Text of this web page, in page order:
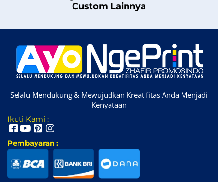
Custom Lainnya
Selalu Mendukung & Mewujudkan Kreatifitas Anda Menjadi
Kenyataan
Ikuti Kami :
Pembayaran :